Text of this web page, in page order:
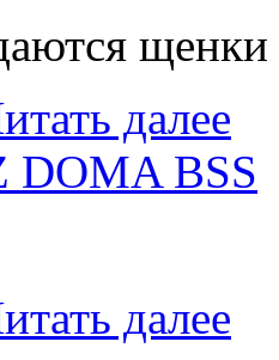
далее
DOMA BSS
далее